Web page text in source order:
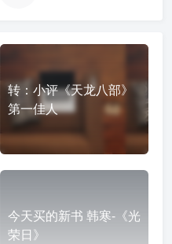
转：小评《天龙八部》
第一佳人
今天买的新书 韩寒-《光
荣日》